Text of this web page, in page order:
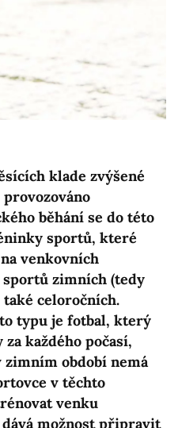
klade zvýšené
běhání se do této
sportů, které
venkovních
zimních (tedy
celoročních.
typu je fotbal, který
každého počasí,
období nemá
v těchto
venku
možnost připravit